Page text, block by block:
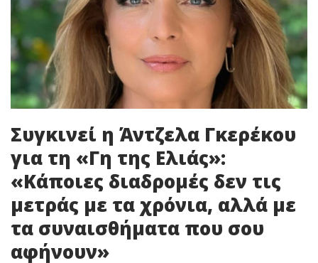
Συγκινεί η Άντζελα Γκερέκου
για τη «Γη της Ελιάς»:
«Κάποιες διαδρομές δεν τις
μετράς με τα χρόνια, αλλά με
τα συναισθήματα που σου
αφήνουν»